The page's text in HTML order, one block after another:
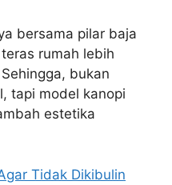
bersama pilar baja
rumah lebih
bukan
tapi model kanopi
estetika
Tidak Dikibulin